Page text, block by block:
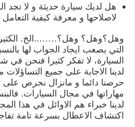
هل لديك سيارة حديثة و لا تجد
لاصلاحها و معرفة كيفية
وهل؟وهل؟ وهل؟……..الخ. الكثير
التي يصعب ايجاد الجواب لها
السيارة، لا تفكر كثيرا فنحن في
لدينا الاجابة على جميع
حرصنا دائما و مانزال نحرص على
مهاراتها في مجال السيارات.
لدينا خبراء هم الاوائل في هذا
اكتشاف الاعطال بسرعة تامة